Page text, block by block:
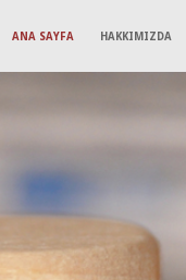
ANA SAYFA HAKKIMIZDA